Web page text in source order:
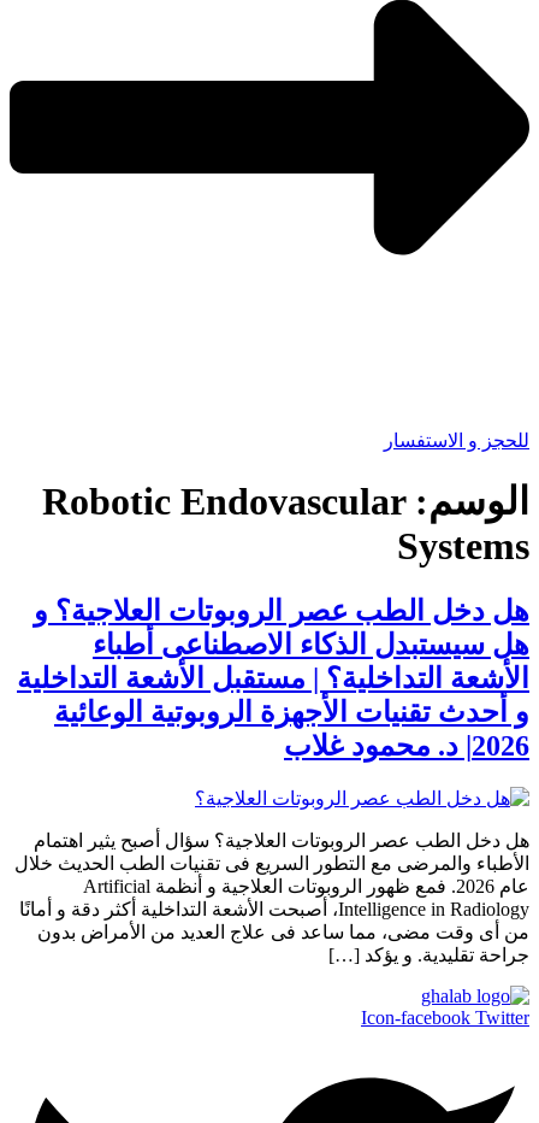
للحجز و الاستفسار
الوسم:Robotic Endovascular
Systems
هل دخل الطب عصر الروبوتات العلاجية؟ و
هل سيستبدل الذكاء الاصطناعى أطباء
الأشعة التداخلية؟ | مستقبل الأشعة التداخلية
و أحدث تقنيات الأجهزة الروبوتية الوعائية
2026| د. محمود غلاب
هل دخل الطب عصر الروبوتات العلاجية؟ سؤال أصبح يثير اهتمام
الأطباء والمرضى مع التطور السريع فى تقنيات الطب الحديث خلال
عام 2026. فمع ظهور الروبوتات العلاجية و أنظمة Artificial
Intelligence in Radiology، أصبحت الأشعة التداخلية أكثر دقة و أمانًا
من أى وقت مضى، مما ساعد فى علاج العديد من الأمراض بدون
جراحة تقليدية. و يؤكد […]
Icon-facebook Twitter